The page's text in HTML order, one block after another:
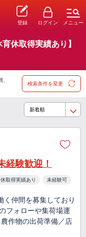
登録 ログイン メニュー
休取得実績あり】
検索条件を変更
経験歓迎！
取得実績あり 未経験可
く仲間を募集しており
フォローや集荷場運
作物の出荷準備／店